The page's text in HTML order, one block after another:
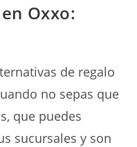
Oxxo:
de regalo
no sepas que
que puedes
sucursales y son